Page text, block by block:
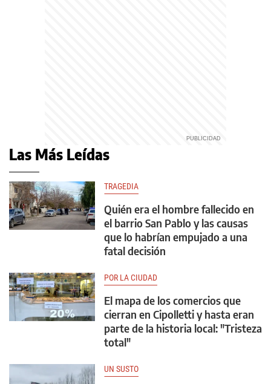
Las Más Leídas
TRAGEDIA
Quién era el hombre fallecido en
el barrio San Pablo y las causas
que lo habrían empujado a una
fatal decisión
POR LA CIUDAD
El mapa de los comercios que
cierran en Cipolletti y hasta eran
parte de la historia local: "Tristeza
total"
UN SUSTO